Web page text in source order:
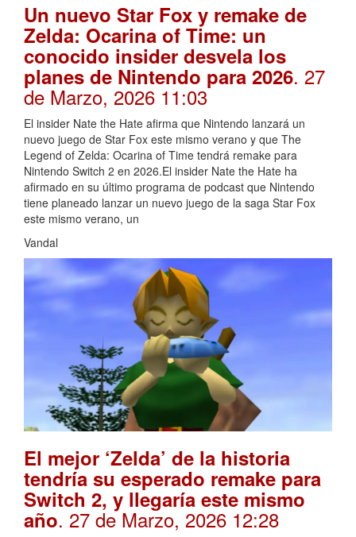
Un nuevo Star Fox y remake de
Zelda: Ocarina of Time: un
conocido insider desvela los
planes de Nintendo para 2026. 27
de Marzo, 2026 11:03
El insider Nate the Hate afirma que Nintendo lanzará un
nuevo juego de Star Fox este mismo verano y que The
Legend of Zelda: Ocarina of Time tendrá remake para
Nintendo Switch 2 en 2026.El insider Nate the Hate ha
afirmado en su último programa de podcast que Nintendo
tiene planeado lanzar un nuevo juego de la saga Star Fox
este mismo verano, un
Vandal
El mejor ‘Zelda’ de la historia
tendría su esperado remake para
Switch 2, y llegaría este mismo
año. 27 de Marzo, 2026 12:28